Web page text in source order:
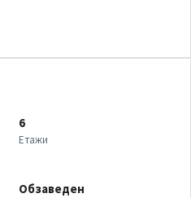
6
Етажи
Обзаведен